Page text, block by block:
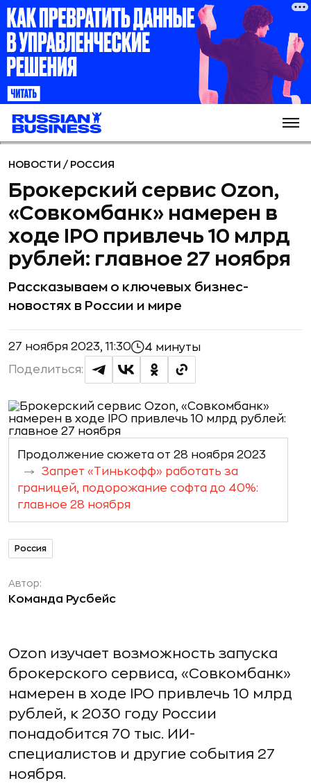
НОВОСТИ / РОССИЯ
Брокерский сервис Ozon,
«Совкомбанк» намерен в
ходе IPO привлечь 10 млрд
рублей: главное 27 ноября
Рассказываем о ключевых бизнес-
новостях в России и мире
27 ноября 2023, 11:30 4 минуты
Поделиться:
Продолжение сюжета от 28 ноября 2023
Запрет «Тинькофф» работать за
границей, подорожание софта до 40%:
главное 28 ноября
Россия
Автор:
Команда Русбейс
Ozon изучает возможность запуска
брокерского сервиса, «Совкомбанк»
намерен в ходе IPO привлечь 10 млрд
рублей, к 2030 году России
понадобится 70 тыс. ИИ-
специалистов и другие события 27
ноября.